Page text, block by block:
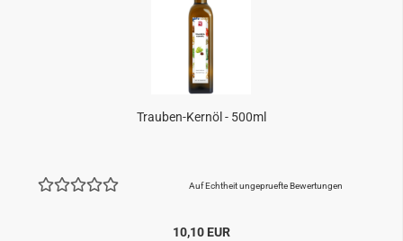
Trauben-Kernöl - 500ml
Auf Echtheit ungepruefte Bewertungen
10,10 EUR